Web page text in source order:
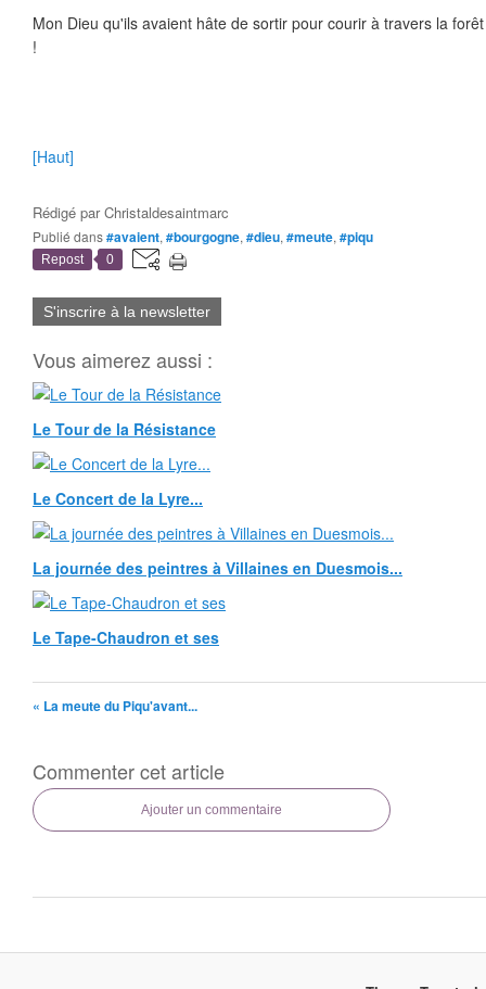
Mon Dieu qu'ils avaient hâte de sortir pour courir à travers la
!
[Haut]
Rédigé parChristaldesaintmarc
Publié dans#avaient, #bourgogne, #dieu, #meute, #piqu
Repost 0
S'inscrire à la newsletter
Vous aimerez aussi :
Le Tour de la Résistance
Le Concert de la Lyre...
La journée des peintres à Villaines en Duesmois...
Le Tape-Chaudron et ses
« La meute du Piqu'avant...
Commenter cet article
Ajouter un commentaire